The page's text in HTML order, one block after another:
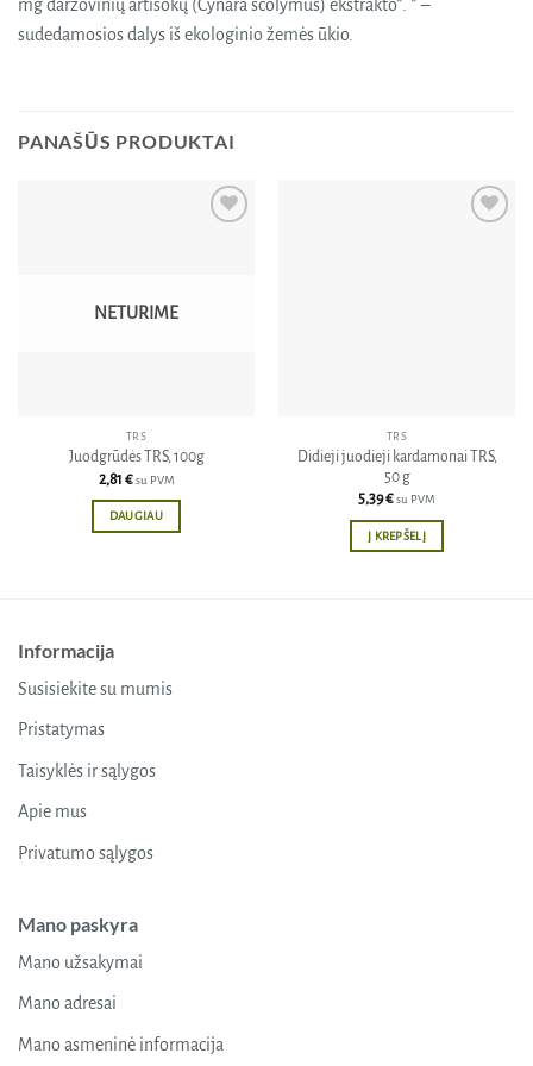
mg daržovinių artišokų (Cynara scolymus) ekstrakto*. * –
sudedamosios dalys iš ekologinio žemės ūkio.
PANAŠŪS PRODUKTAI
NETURIME
TRS
Juodgrūdės TRS, 100g
2,81 € su PVM
DAUGIAU
TRS
Didieji juodieji kardamonai TRS,
50 g
5,39€su PVM
Į KREPŠELĮ
Informacija
Susisiekite su mumis
Pristatymas
Taisyklės ir sąlygos
Apie mus
Privatumo sąlygos
Mano paskyra
Mano užsakymai
Mano adresai
Mano asmeninė informacija